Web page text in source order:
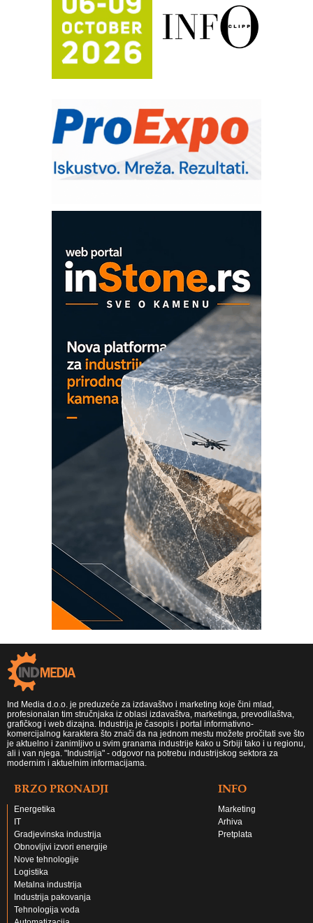
Automatizacija pakovanja · Display
(Shelf-Ready) omotnice
Potpuna efikasnost bez složenih
sistema
Trajna oznaka kao dugoročna korist
IB BLUMENAUER - više od 40 godina
poverenja u industriji
RMQ-TITAN ADVANCED INDICATOR
– Pametna signalizacija za efikasnije
upravljanje mašinama
era CNC merenja
Proizvodnja iC7 Hybrid 1500 VDC
mrežnog pretvarača sa tečnim
hlađenjem
COMBYPACK
EVOKS Maintenance Management
Ind Media d.o.o. je preduzeće za izdavaštvo i marketing koje čini mlad,
profesionalan tim stručnjaka iz oblasi izdavaštva, marketinga, prevodilaštva,
grafičkog i web dizajna. Industrija je časopis i portal informativno-
komercijalnog karaktera što znači da na jednom mestu možete pročitati sve što
je aktuelno i zanimljivo u svim granama industrije kako u Srbiji tako i u regionu,
ali i van njega. "Industrija" - odgovor na potrebu industrijskog sektora za
modernim i aktuelnim informacijama.
BRZO PRONADJI
Energetika
IT
Gradjevinska industrija
Obnovljivi izvori energije
Nove tehnologije
Logistika
Metalna industrija
Industrija pakovanja
Tehnologija voda
INFO
Marketing
Arhiva
Pretplata